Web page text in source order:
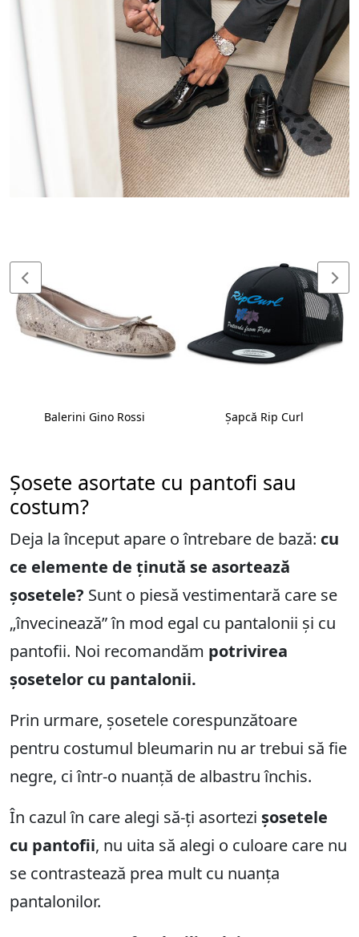
Balerini Gino Rossi Șapcă Rip Curl
Șosete asortate cu pantofi sau
costum?
Deja la început apare o întrebare de bază: cu
ce elemente de ținută se asortează
șosetele? Sunt o piesă vestimentară care se
„învecinează” în mod egal cu pantalonii și cu
pantofii. Noi recomandăm potrivirea
șosetelor cu pantalonii.
Prin urmare, șosetele corespunzătoare
pentru costumul bleumarin nu ar trebui să fie
negre, ci într-o nuanță de albastru închis.
În cazul în care alegi să-ți asortezi șosetele
cu pantofii, nu uita să alegi o culoare care nu
se contrastează prea mult cu nuanța
pantalonilor.